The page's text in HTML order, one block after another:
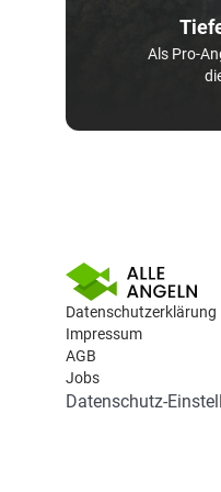
Als Pro-
Datenschutzerklärung
Impressum
AGB
Jobs
Datenschutz-